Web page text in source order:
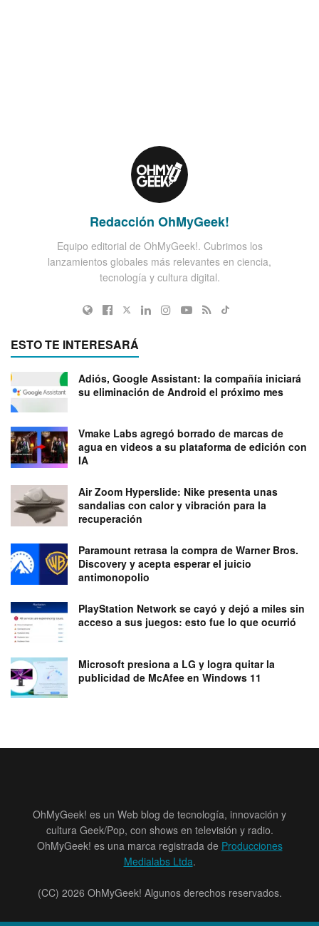
Redacción OhMyGeek!
Equipo editorial de OhMyGeek!. Cubrimos los
lanzamientos globales más relevantes en ciencia,
tecnología y cultura digital.
ESTO TE INTERESARÁ
Adiós, Google Assistant: la compañía iniciará
su eliminación de Android el próximo mes
Vmake Labs agregó borrado de marcas de
agua en videos a su plataforma de edición con
IA
Air Zoom Hyperslide: Nike presenta unas
sandalias con calor y vibración para la
recuperación
Paramount retrasa la compra de Warner Bros.
Discovery y acepta esperar el juicio
antimonopolio
PlayStation Network se cayó y dejó a miles sin
acceso a sus juegos: esto fue lo que ocurrió
Microsoft presiona a LG y logra quitar la
publicidad de McAfee en Windows 11
OhMyGeek! es un Web blog de tecnología, innovación y
cultura Geek/Pop, con shows en televisión y radio.
OhMyGeek! es una marca registrada de Producciones
Medialabs Ltda.
(CC) 2026 OhMyGeek! Algunos derechos reservados.